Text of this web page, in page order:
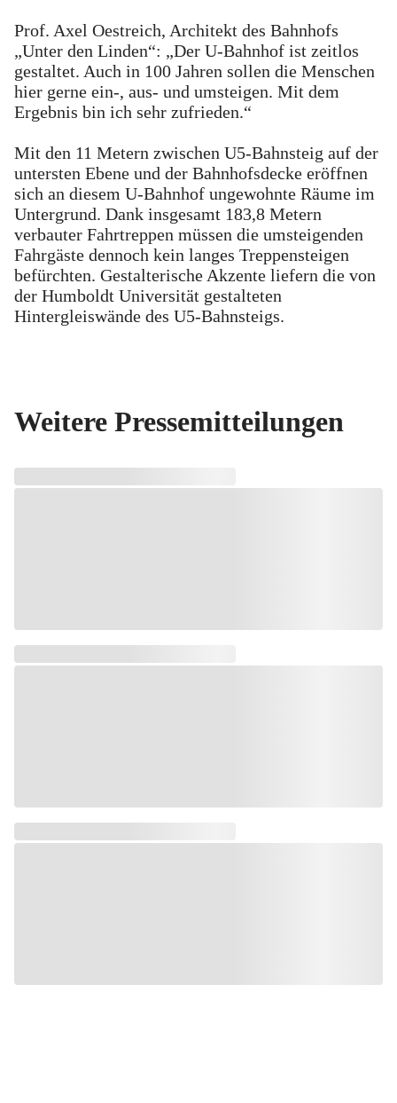
Prof. Axel Oestreich, Architekt des Bahnhofs
„Unter den Linden“: „Der U-Bahnhof ist zeitlos
gestaltet. Auch in 100 Jahren sollen die Menschen
hier gerne ein-, aus- und umsteigen. Mit dem
Ergebnis bin ich sehr zufrieden.“
Mit den 11 Metern zwischen U5-Bahnsteig auf der
untersten Ebene und der Bahnhofsdecke eröffnen
sich an diesem U-Bahnhof ungewohnte Räume im
Untergrund. Dank insgesamt 183,8 Metern
verbauter Fahrtreppen müssen die umsteigenden
Fahrgäste dennoch kein langes Treppensteigen
befürchten. Gestalterische Akzente liefern die von
der Humboldt Universität gestalteten
Hintergleiswände des U5-Bahnsteigs.
Weitere Pressemitteilungen